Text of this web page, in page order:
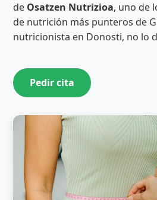
de Osatzen Nutrizioa, uno de
de nutrición más punteros de
nutricionista en Donosti, no lo
Pedir cita